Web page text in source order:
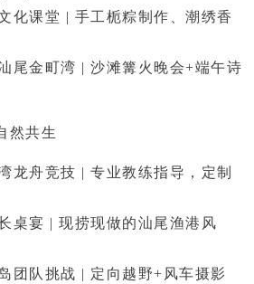
化课堂 | 手工栀粽制作、潮绣香
尾金町湾 | 沙滩篝火晚会+端午诗
然共生
龙舟竞技 | 专业教练指导，定制
桌宴 | 现捞现做的汕尾渔港风
团队挑战 | 定向越野+风车摄影